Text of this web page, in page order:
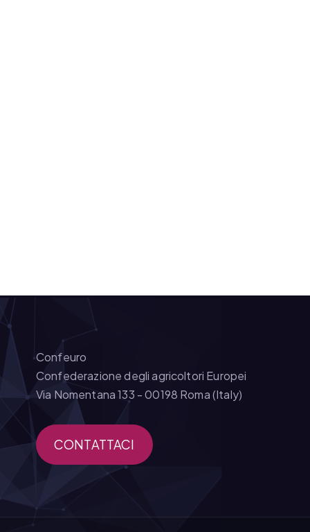
Confeuro
Confederazione degli agricoltori Europei
Via Nomentana 133 - 00198 Roma (Italy)
CONTATTACI